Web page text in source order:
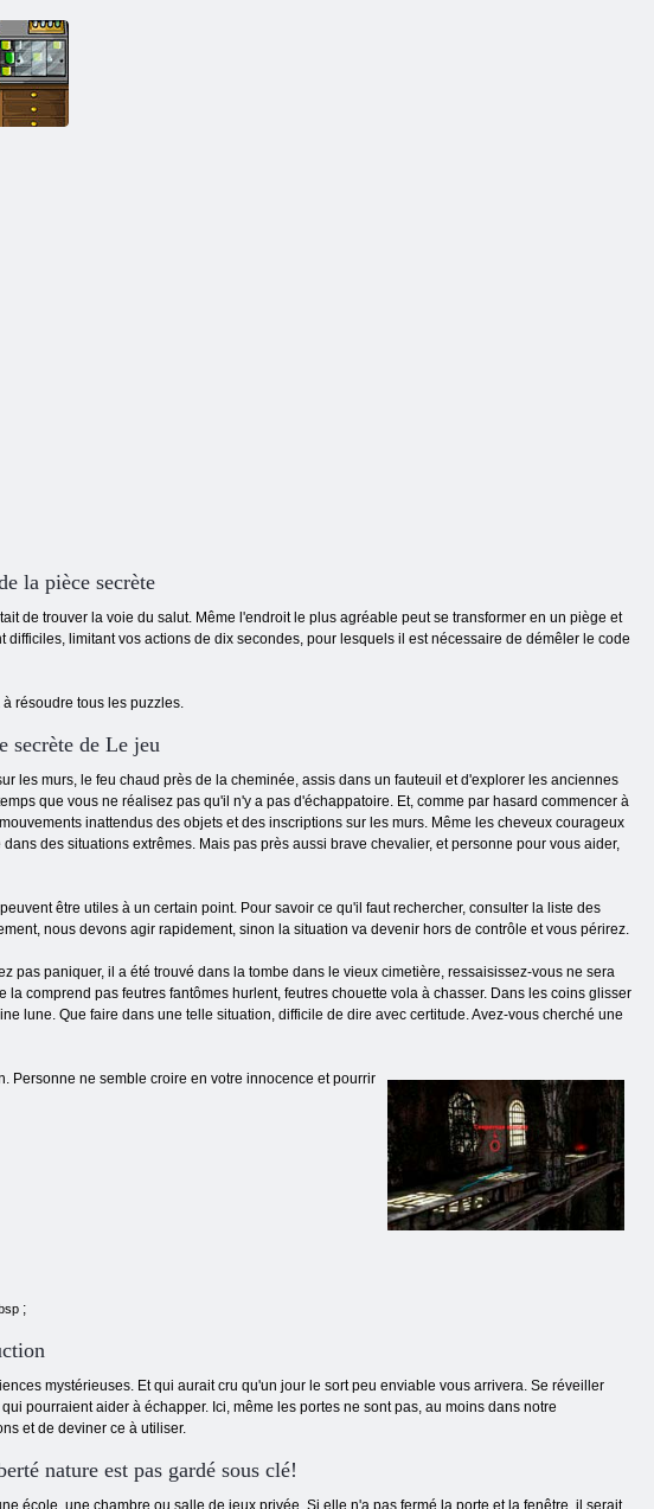
la pièce secrète
de trouver la voie du salut. Même l'endroit le plus agréable peut se transformer en un piège et
limitant vos actions de dix secondes, pour lesquels il est nécessaire de démêler le code
résoudre tous les puzzles.
secrète de Le jeu
les murs, le feu chaud près de la cheminée, assis dans un fauteuil et d'explorer les anciennes
que vous ne réalisez pas qu'il n'y a pas d'échappatoire. Et, comme par hasard commencer à
inattendus des objets et des inscriptions sur les murs. Même les cheveux courageux
des situations extrêmes. Mais pas près aussi brave chevalier, et personne pour vous aider,
être utiles à un certain point. Pour savoir ce qu'il faut rechercher, consulter la liste des
nous devons agir rapidement, sinon la situation va devenir hors de contrôle et vous périrez.
pas paniquer, il a été trouvé dans la tombe dans le vieux cimetière, ressaisissez-vous ne sera
comprend pas feutres fantômes hurlent, feutres chouette vola à chasser. Dans les coins glisser
lune. Que faire dans une telle situation, difficile de dire avec certitude. Avez-vous cherché une
Personne ne semble croire en votre innocence et pourrir
;
mystérieuses. Et qui aurait cru qu'un jour le sort peu enviable vous arrivera. Se réveiller
pourraient aider à échapper. Ici, même les portes ne sont pas, au moins dans notre
et de deviner ce à utiliser.
nature est pas gardé sous clé!
école, une chambre ou salle de jeux privée. Si elle n'a pas fermé la porte et la fenêtre, il serait